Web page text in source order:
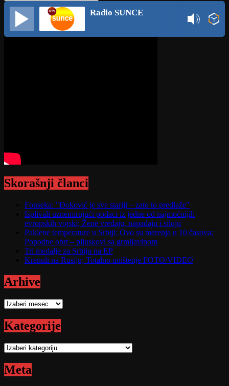
Radio SUNCE
Skorašnji članci
Fonseka: "Đoković je sve stariji – zato to predlaže"
Isplivali uznemirujući podaci iz jedne od najmoćnijih
evropskih vojski; Žene vređaju, napadaju i siluju
Paklene temperature u Srbiji: Ovo su merenja u 10 časova;
Popodne obrt – pljuskovi sa grmljavinom
Tri medalje za Srbiju na EP
Krenuli na Rusiju; Totalno uništenje FOTO/VIDEO
Arhive
Arhive
Kategorije
Kategorije
Meta